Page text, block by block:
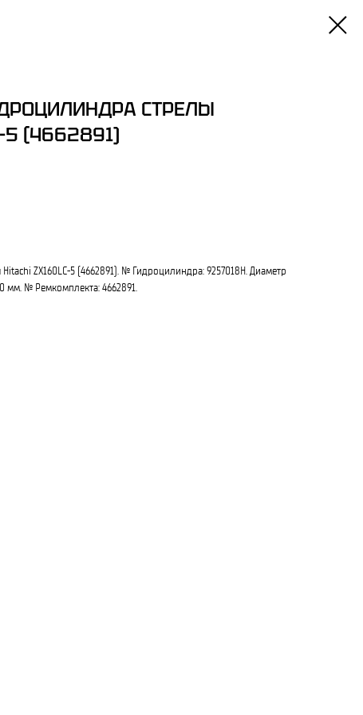
СТРЕЛЫ
5 (4662891)
ZX160LC-5 (4662891). № Гидроцилиндра: 9257018H. Диаметр
мм. № Ремкомплекта: 4662891.